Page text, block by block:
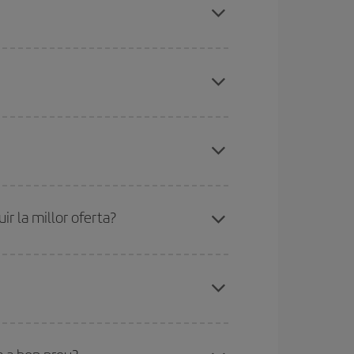
als dies propers
que alguns
el vol, millors preus podràs trobar.
la millor oferta?